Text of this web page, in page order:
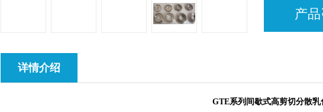
产
详情介绍
GTE系列间歇式高剪切分散乳